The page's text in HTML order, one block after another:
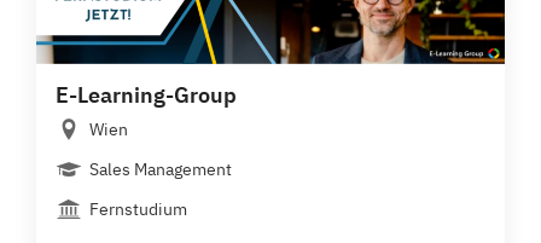
E-Learning-Group
Wien
Sales Management
Fernstudium